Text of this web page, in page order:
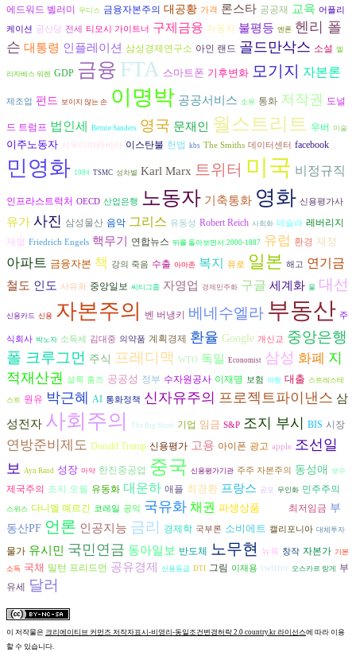
에드워드 벨러미 무디스 금융자본주의 대공황 가격 론스타 공공재 교육 어플리
케이션 공산당 전세 티모시 가이트너 구제금융 자동차 불평등 엔론 헨리 폴
슨 대통령 인플레이션 삼성경제연구소 아인 랜드 골드만삭스 소설 엘
리자베스 워렌 GDP 금융 FTA 스마트폰 기후변화 모기지 자본론
제조업 펀드 보이지 않는 손 이명박 공공서비스 소유 통화 저작권 도널
드 트럼프 법인세 Bernie Sanders 영국 문재인 월스트리트 우버 미술
이주노동자 사우디아라비아 이스탄불 헌법 kbs The Smiths 데이터센터 facebook
민영화 1984 TSMC 성차별 Karl Marx 트위터 미국 비정규직
인프라스트럭처 OECD 산업은행 노동자 기축통화 영화 신용평가사
유가 사진 삼성물산 음악 그리스 유동성 Robert Reich 사회화 테슬라 레버리지
재벌 Friedrich Engels 핵무기 연합뉴스 뒤를 돌아보면서:2000-1887 유럽 환경 재정
아파트 금융자본 책 강의 죽음 수출 아마존 복지 유로 일본 해고 연기금
철도 인도 사유화 중앙일보 씨티그룹 자영업 경제민주화 구글 세계화 물 대선
신용카드 신용 자본주의 벤 버냉키 베네수엘라 부동산 주
식회사 박노자 소득세 김대중 의약품 계획경제 환율 Google 개신교 중앙은행
폴 크루그먼 주식 프레디맥 WTO 독일 Economist 삼성 화폐 지
적재산권
셜록 홈즈 공공성 정부 수자원공사 이재명 보험 여행 대출 스트레스테
스트 원유 박근혜 AI 통화정책 신자유주의 프로젝트파이낸스 삼
성전자 사회주의 The Big Short 기업 임금 S&P 조지 부시 BIS 시장
연방준비제도 Donald Trump 신용평가 고용 아이폰 광고 apple 조선일
보
Ayn Rand 성장 마약 한진중공업 중국 신용평가기관 주주 자본주의 동성애 보수
제국주의 조지 오웰 유동화 대운하 애플 최경환 프랑스 공포 무인화 민주주의
스위스 다니엘 예르긴 코레일 공익 국유화 채권 파생상품 최저임금 부
동산PF 언론 인공지능 금리 경제학 국부론 소비에트 캘리포니아 대체투자
물가 유시민 국민연금 동아일보 반도체 노무현 뉴욕 창작 자본가 기본
소득 국채 밀턴 프리드먼 공유경제 신용등급 DTI 그림 이재용 twitter 오스카르 랑게 부
유세
달러
이 저작물은 크리에이티브 커먼즈 저작자표시-비영리-동일조건변경허락 2.0 country.kr 라이선스에 따라 이용
할 수 있습니다.